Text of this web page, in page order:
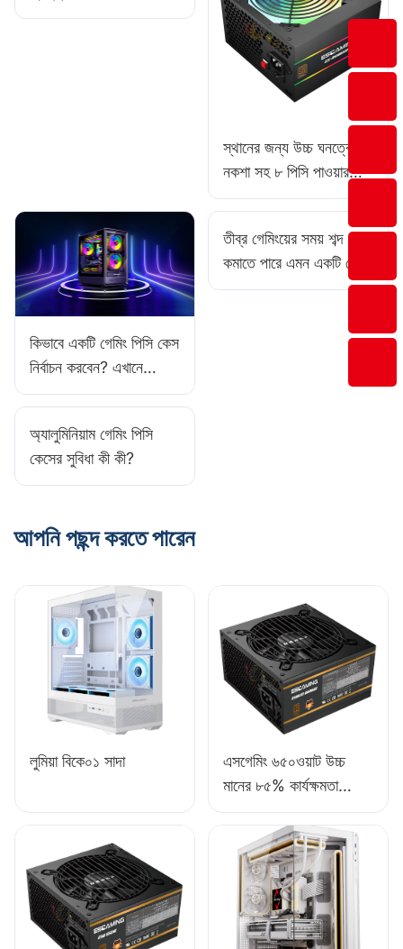
কেনার সময় কি বিনামূল্যে
স্থানের জন্য উচ্চ ঘনত্বের
নকশা সহ ৮ পিসি পাওয়ার
সাপ্লাই - সীমাবদ্ধ বিল্ড
কিভাবে একটি গেমিং পিসি কেস
নির্বাচন করবেন? এখানে
আপনার জন্য নির্দেশিকা!
তীব্র গেমিংয়ের সময় শব্দ
কমাতে পারে এমন একটি গেমিং
পিসি কেস কীভাবে খুঁজে
অ্যালুমিনিয়াম গেমিং পিসি
কেসের সুবিধা কী কী?​
আপনি পছন্দ করতে পারেন
লুমিয়া বিকে০১ সাদা
এসগেমিং ৬৫০ওয়াট উচ্চ
মানের ৮৫% কার্যক্ষমতা
সম্পন্ন ফুল-মডিউল ৮০+
ব্রোঞ্জ ডেস্কটপ পিসি পাওয়ার
সাপ্লাই ESB650W